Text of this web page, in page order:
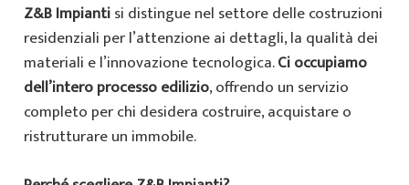
Z&B Impiantisi distingue nel settore delle costruzioni
residenziali per l’attenzione ai dettagli, la qualità dei
materiali e l’innovazione tecnologica.Ci occupiamo
dell’intero processo edilizio, offrendo un servizio
completo per chi desidera costruire, acquistare o
ristrutturare un immobile.